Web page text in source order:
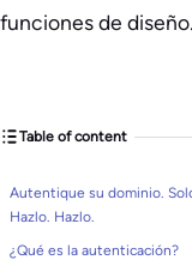
funciones de
Table of content
Autentique su dominio.
Hazlo. Hazlo.
¿Qué es la autenticación?